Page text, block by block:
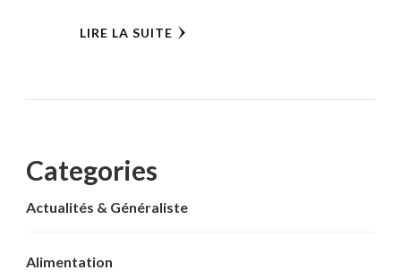
LIRE LA SUITE
Categories
Actualités & Généraliste
Alimentation